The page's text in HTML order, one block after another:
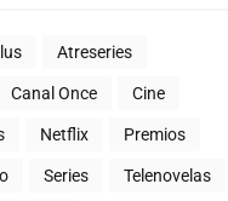
Atreseries
Canal Once Cine
Netflix Premios
Series Telenovelas